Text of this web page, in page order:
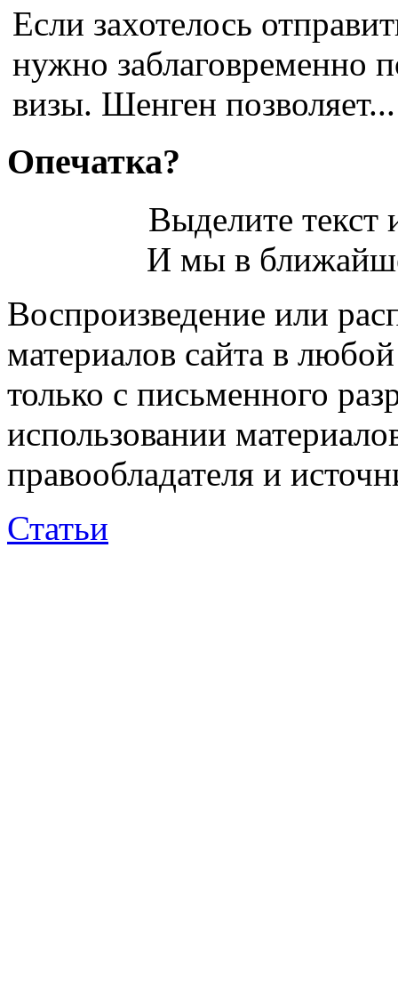
Если захотелось
нужно заблаговременно
визы. Шенген позволяет...
Опечатка?
Выделите
И мы в
Воспроизведение или
материалов сайта в
только с письменного
использовании
правообладателя и
Статьи